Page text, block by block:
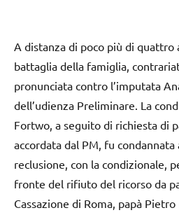
A distanza di poco più di quattro
battaglia della famiglia,
pronunciata contro l’imputata
dell’udienza Preliminare. La
Fortwo, a seguito di richiesta di
accordata dal PM, fu condannata
reclusione, con la condizionale,
fronte del rifiuto del ricorso da
Cassazione di Roma, papà